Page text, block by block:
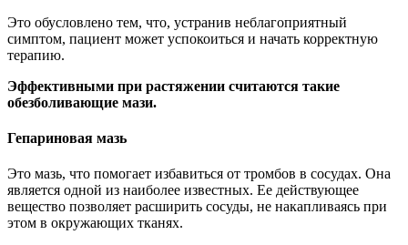
Это обусловлено тем, что, устранив неблагоприятный
симптом, пациент может успокоиться и начать корректную
терапию.
Эффективными при растяжении считаются такие
обезболивающие мази.
Гепариновая мазь
Это мазь, что помогает избавиться от тромбов в сосудах. Она
является одной из наиболее известных. Ее действующее
вещество позволяет расширить сосуды, не накапливаясь при
этом в окружающих тканях.